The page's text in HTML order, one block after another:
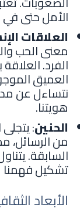
الأمل حتى
العلاقات
معنى الحب
الفرد.
العميق
نتساءل عن
هويتنا.
الحنين:
من الرسائل،
السابقة.
تشكيل فهمنا
الأبعاد